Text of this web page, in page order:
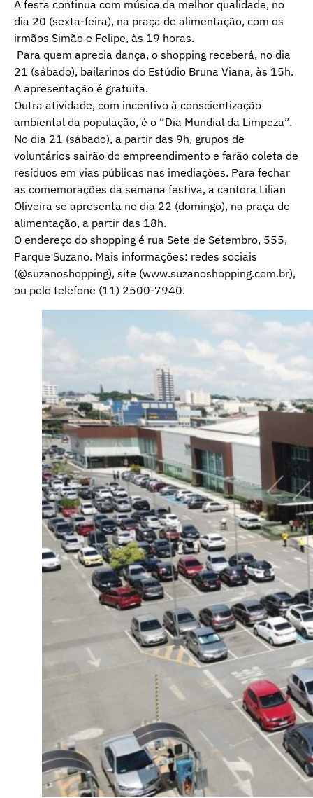
A festa continua com música da melhor qualidade, no
dia 20 (sexta-feira), na praça de alimentação, com os
irmãos Simão e Felipe, às 19 horas.
Para quem aprecia dança, o shopping receberá, no dia
21 (sábado), bailarinos do Estúdio Bruna Viana, às 15h.
A apresentação é gratuita.
Outra atividade, com incentivo à conscientização
ambiental da população, é o “Dia Mundial da Limpeza”.
No dia 21 (sábado), a partir das 9h, grupos de
voluntários sairão do empreendimento e farão coleta de
resíduos em vias públicas nas imediações. Para fechar
as comemorações da semana festiva, a cantora Lilian
Oliveira se apresenta no dia 22 (domingo), na praça de
alimentação, a partir das 18h.
O endereço do shopping é rua Sete de Setembro, 555,
Parque Suzano. Mais informações: redes sociais
(@suzanoshopping), site (www.suzanoshopping.com.br),
ou pelo telefone (11) 2500-7940.